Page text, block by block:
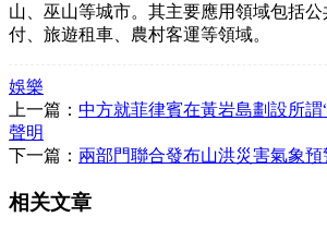
山、巫山等城市。其主要應用領域包括
付、旅遊租車、農村客運等領域。
娛樂
上一篇： 中方就菲律賓在黃岩島劃設所謂
聲明
下一篇： 兩部門聯合發布山洪災害氣象
相关文章